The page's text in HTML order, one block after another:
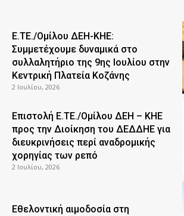
Ε.ΤΕ./Ομίλου ΔΕΗ-ΚΗΕ:
Συμμετέχουμε δυναμικά στο
συλλαλητήριο της 9ης Ιουλίου στην
Κεντρική Πλατεία Κοζάνης
2 Ιουλίου, 2026
Επιστολή Ε.ΤΕ./Ομίλου ΔΕΗ – ΚΗΕ
προς την Διοίκηση του ΔΕΔΔΗΕ για
διευκρινήσεις περί αναδρομικής
χορηγίας των ρεπό
2 Ιουλίου, 2026
Εθελοντική αιμοδοσία στη